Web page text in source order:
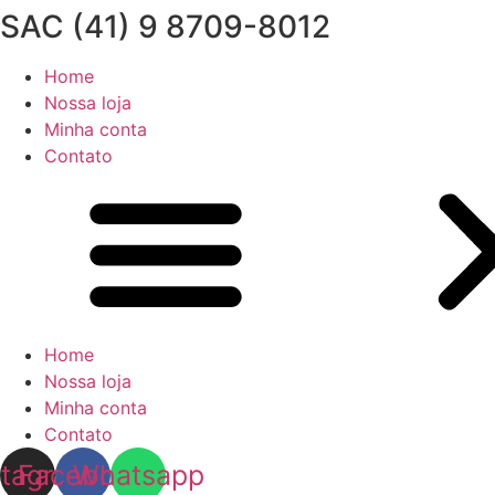
SAC (41) 9 8709-8012
Home
Nossa loja
Minha conta
Contato
Home
Nossa loja
Minha conta
Contato
Facebook
Whatsapp